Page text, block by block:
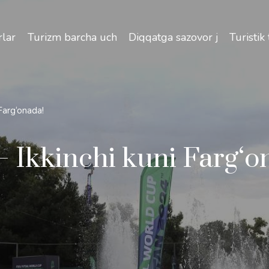
Turizm barcha uchunDiqqatga sazovor joylarTuristik
kuni